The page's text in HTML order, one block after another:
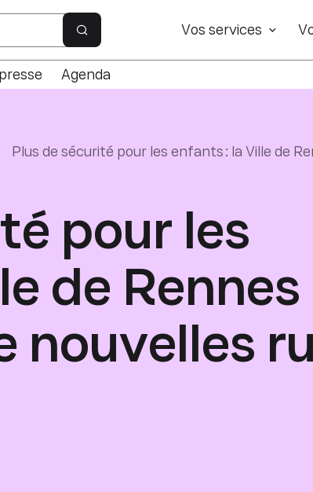
Rechercher sur le site
Vos services
Agenda
Plus de sécurité pour les enfants : la Ville de
pour les
de Rennes
nouvelles